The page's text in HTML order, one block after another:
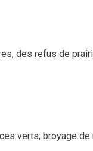
des refus de
verts, broyage de